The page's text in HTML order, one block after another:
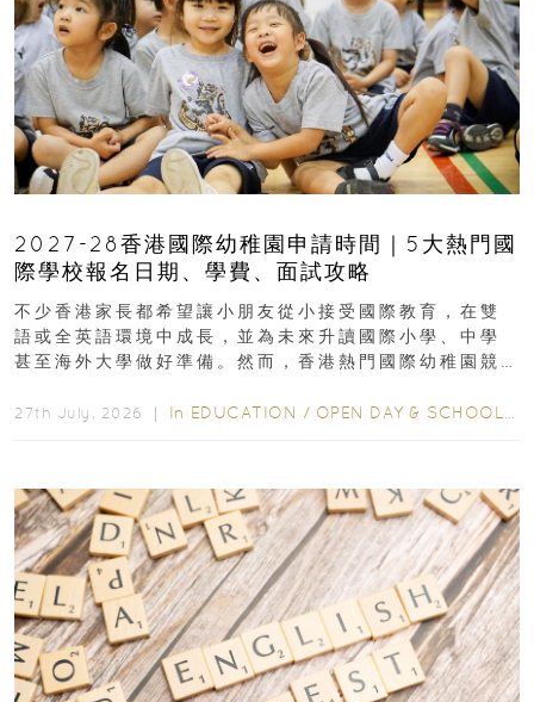
2027-28香港國際幼稚園申請時間｜5大熱門國
際學校報名日期、學費、面試攻略
不少香港家長都希望讓小朋友從小接受國際教育，在雙
語或全英語環境中成長，並為未來升讀國際小學、中學
甚至海外大學做好準備。然而，香港熱門國際幼稚園競
27th July, 2026 ｜ In EDUCATION / OPEN DAY & SCHOOL EVENTS